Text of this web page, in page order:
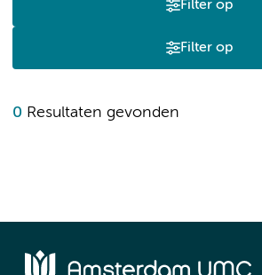
Filter op
Filter op
0 Resultaten gevonden